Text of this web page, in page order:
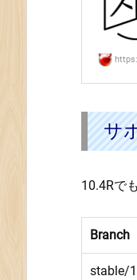
E
S
E
サ
ー
期
サ
10.4Rで
Branch
stable/